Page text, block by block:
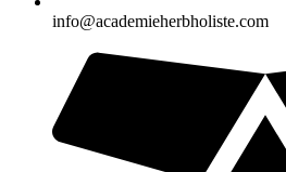
info@academieherbholiste.com